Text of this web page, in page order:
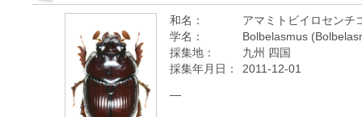
和名：
アマミトビイロセンチ
学名：
Bolbelasmus
採集地：
九州 四国
採集年月日：
2011-12-01
—